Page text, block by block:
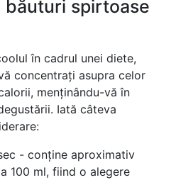
băuturi spirtoase
în cadrul unei diete,
concentrați asupra celor
menținându-vă în
Iată câteva
- conține aproximativ
100 ml, fiind o alegere